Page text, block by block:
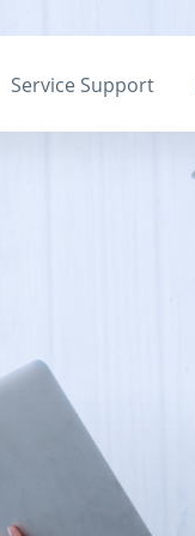
Service Support